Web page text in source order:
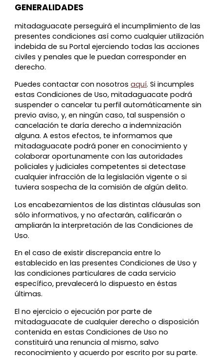
GENERALIDADES
mitadaguacate perseguirá el incumplimiento de las
presentes condiciones así como cualquier utilización
indebida de su Portal ejerciendo todas las acciones
civiles y penales que le puedan corresponder en
derecho.
Puedes contactar con nosotrosaquí. Si incumples
estas Condiciones de Uso, mitadaguacate podrá
suspender o cancelar tu perfil automáticamente sin
previo aviso, y, en ningún caso, tal suspensión o
cancelación te daría derecho a indemnización
alguna. A estos efectos, te informamos que
mitadaguacate podrá poner en conocimiento y
colaborar oportunamente con las autoridades
policiales y judiciales competentes si detectase
cualquier infracción de la legislación vigente o si
tuviera sospecha de la comisión de algún delito.
Los encabezamientos de las distintas cláusulas son
sólo informativos, y no afectarán, calificarán o
ampliarán la interpretación de las Condiciones de
Uso.
En el caso de existir discrepancia entre lo
establecido en las presentes Condiciones de Uso y
las condiciones particulares de cada servicio
específico, prevalecerá lo dispuesto en éstas
últimas.
El no ejercicio o ejecución por parte de
mitadaguacate de cualquier derecho o disposición
contenida en estas Condiciones de Uso no
constituirá una renuncia al mismo, salvo
reconocimiento y acuerdo por escrito por su parte.